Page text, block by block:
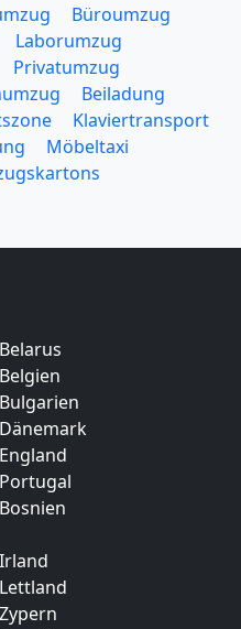
Büroumzug
Laborumzug
Privatumzug
Beiladung
Klaviertransport
Möbeltaxi